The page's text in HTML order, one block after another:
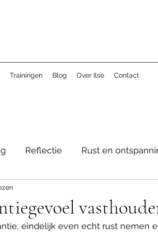
Trainingen Blog Over Ilse Contact
Reflectie Rust en
eindelijk even echt rust nemen